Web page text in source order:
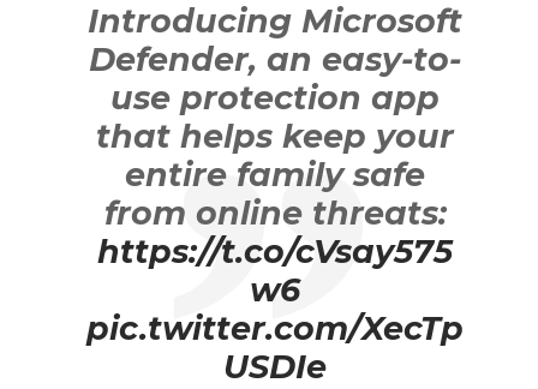
Introducing Microsoft
Defender, an easy-to-
use protection app
that helps keep your
entire family safe
from online threats:
https://t.co/cVsay575
w6
pic.twitter.com/XecTp
USDIe